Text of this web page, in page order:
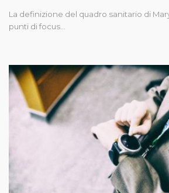
La definizione del quadro sanitario di
punti di focus…